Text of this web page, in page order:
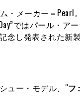
・メーカー＝Pearl
ではパール・
し発表された新
ュー・モデル、“フ